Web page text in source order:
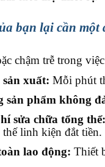
bạn lại cần
chậm trễ trong
xuất: Mỗi phút
sản phẩm không
sửa chữa tổng thể:
linh kiện đắt tiền.
lao động: Thiết